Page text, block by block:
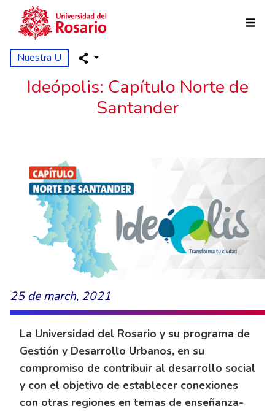
Skip to main content
Nuestra U
Ideópolis: Capítulo Norte de
Santander
25 de march, 2021
La Universidad del Rosario y su programa de
Gestión y Desarrollo Urbanos, en su
compromiso de contribuir al desarrollo social
y con el objetivo de establecer conexiones
con otras regiones en temas de enseñanza-